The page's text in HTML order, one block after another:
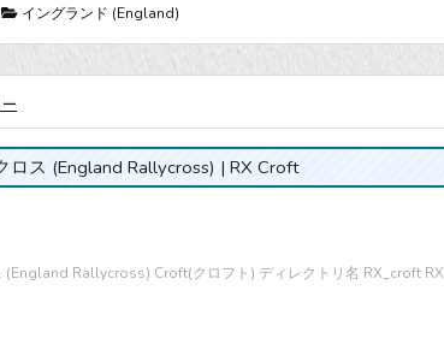
イングランド (England)
ロス (England Rallycross) | RX Croft
(England Rallycross) Croft(クロフト) ディレクトリ名 RX_croft RX